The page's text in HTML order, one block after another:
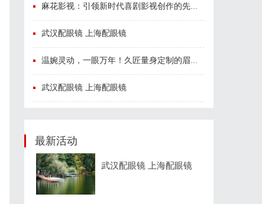
麻花影视：引领新时代喜剧影视创作的先锋力量
武汉配眼镜 上海配眼镜
温婉灵动，一眼万年！久匠量身定制的眉眼唇，才是你整张脸的点睛之笔！淡颜系女生的气质加分项
武汉配眼镜 上海配眼镜
最新活动
武汉配眼镜 上海配眼镜